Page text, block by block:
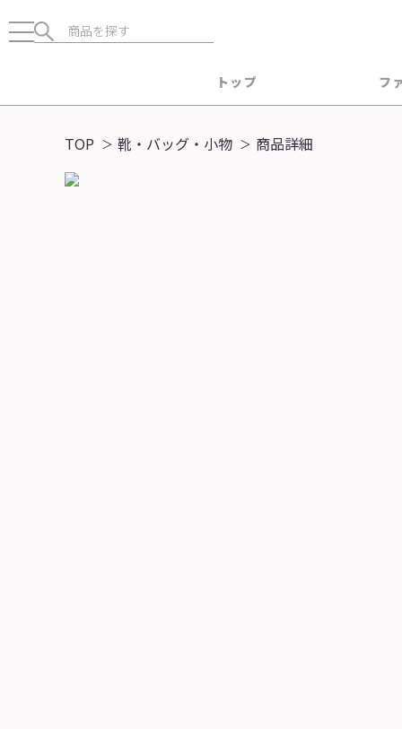
トップ フ
TOP 靴・バッグ・小物 商品詳細